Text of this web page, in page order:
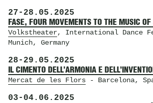
27- 28.05.2025
FASE, FOUR MOVEMENTS TO THE MUSIC OF
Volkstheater, International Dance
Munich, Germany
28- 29.05.2025
IL CIMENTO DELL’ARMONIA E
Mercat de les Flors- Barcelona,
03- 04.06.2025